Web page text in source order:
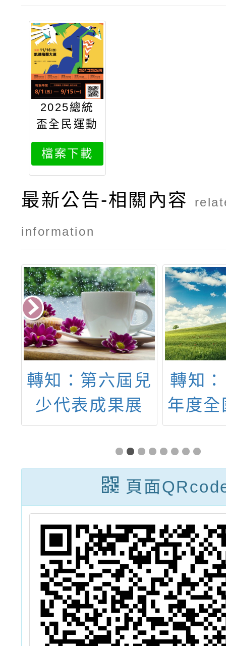
2025總統
盃全民運動
賽事街舞大
賽
檔案下載
最新公告-相關內容
information
轉知：第六屆兒
少代表成果展
「襯著星光的我
們」系列活動
轉知
年度
蹈比
頁面